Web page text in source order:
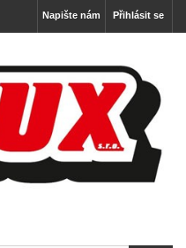
Přihlásit se
Napište nám